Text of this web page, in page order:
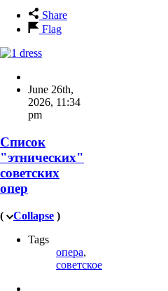
Share
Flag
June 26th,
2026, 11:34
pm
Список
"этнических"
советских
опер
( Collapse )
Tags
опера,
советское